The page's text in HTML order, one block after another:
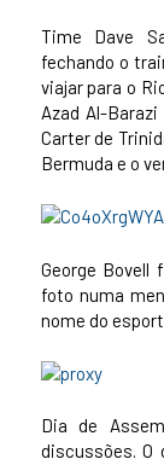
Time Dave
fechando o
viajar para o
Azad Al-
Carter de
Bermuda e o
George Bovell
foto numa
nome do
Dia de
discussões. O